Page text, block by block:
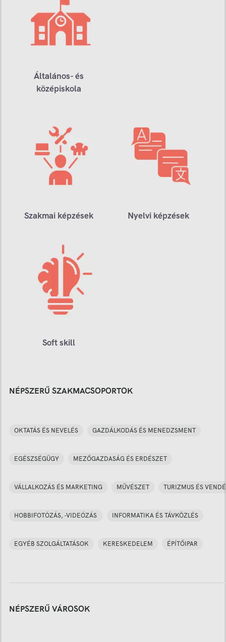
Általános- és
középiskola
Szakmai képzések Nyelvi képzések
Soft skill
NÉPSZERŰ SZAKMACSOPORTOK
OKTATÁS ÉS NEVELÉS GAZDÁLKODÁS ÉS MENEDZSMENT
EGÉSZSÉGÜGY MEZŐGAZDASÁG ÉS ERDÉSZET
VÁLLALKOZÁS ÉS MARKETING MŰVÉSZET TURIZMUS ÉS
HOBBIFOTÓZÁS, -VIDEÓZÁS INFORMATIKA ÉS TÁVKÖZLÉS
EGYÉB SZOLGÁLTATÁSOK KERESKEDELEM ÉPÍTŐIPAR
NÉPSZERŰ VÁROSOK